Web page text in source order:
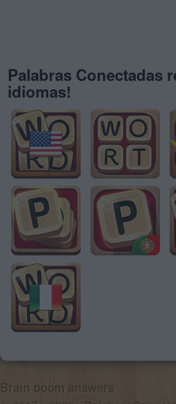
Palabras Conectadas
idiomas!
Brain boom answers